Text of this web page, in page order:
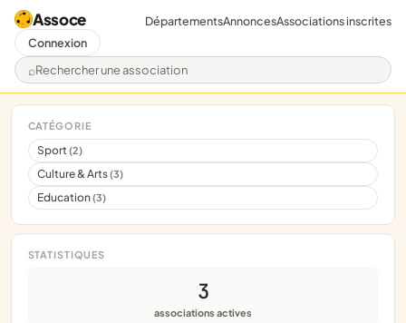
Assoce
Rechercher une association
DépartementsAnnoncesAssociations inscrites
Connexion
CATÉGORIE
Sport(2)
Culture & Arts(3)
Education(3)
STATISTIQUES
3
associations actives